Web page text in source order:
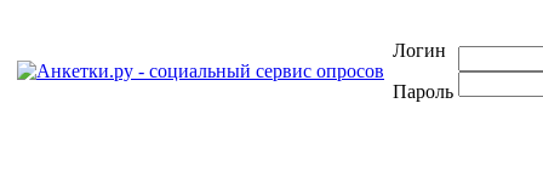
Логин
Пароль